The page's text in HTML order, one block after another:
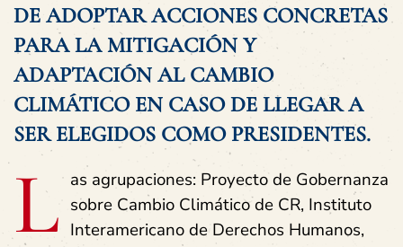
DE ADOPTAR ACCIONES CONCRETAS
PARA LA MITIGACIÓN Y
ADAPTACIÓN AL CAMBIO
CLIMÁTICO EN CASO DE LLEGAR A
SER ELEGIDOS COMO PRESIDENTES.
L as agrupaciones: Proyecto de Gobernanza
sobre Cambio Climático de CR, Instituto
Interamericano de Derechos Humanos,